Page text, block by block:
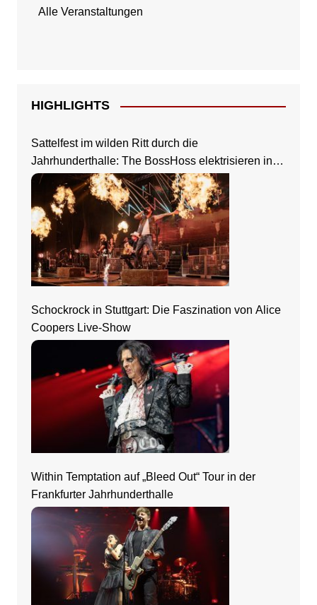
Alle Veranstaltungen
HIGHLIGHTS
Sattelfest im wilden Ritt durch die
Jahrhunderthalle: The BossHoss elektrisieren in
Frankfurt
Schockrock in Stuttgart: Die Faszination von Alice
Coopers Live-Show
Within Temptation auf „Bleed Out“ Tour in der
Frankfurter Jahrhunderthalle